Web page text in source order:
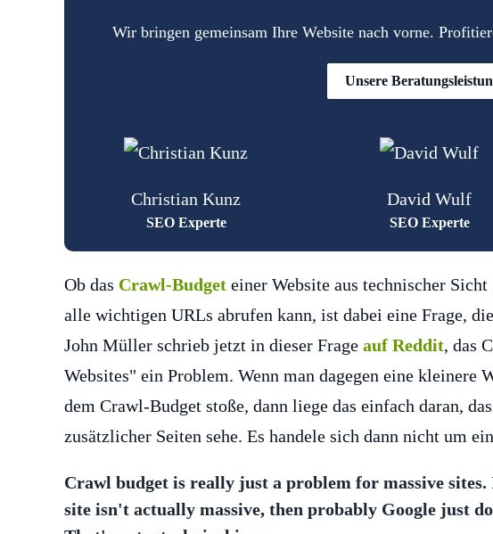
Wir bringen gemeinsam Ihre Website nach vorne.
Unsere
Christian Kunz
SEO Experte
David Wulf
SEO Experte
Ob das Crawl-Budget einer Website aus technischer
alle wichtigen URLs abrufen kann, ist dabei eine Frage,
John Müller schrieb jetzt in dieser Frage auf Reddit, das
Websites" ein Problem. Wenn man dagegen eine kleinere
dem Crawl-Budget stoße, dann liege das einfach daran,
zusätzlicher Seiten sehe. Es handele sich dann nicht um
Crawl budget is really just a problem for massive
site isn't actually massive, then probably Google just